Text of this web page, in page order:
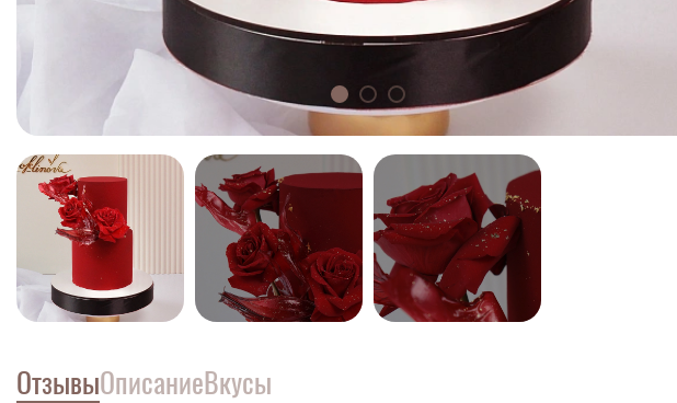
ОтзывыОписаниеВкусы